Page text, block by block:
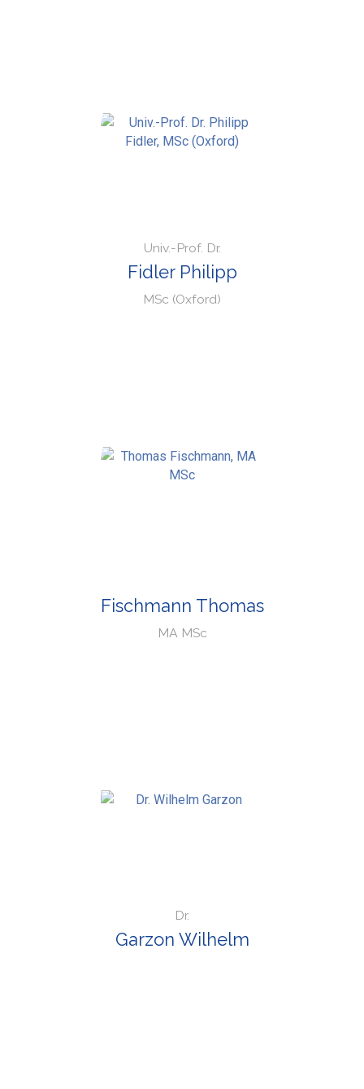
Univ.-Prof. Dr.
Fidler Philipp
MSc (Oxford)
Fischmann Thomas
MA MSc
Dr.
Garzon Wilhelm